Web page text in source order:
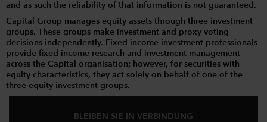
and as such the reliability of that information is not guaranteed.
Capital Group manages equity assets through three investment
groups. These groups make investment and proxy voting
decisions independently. Fixed income investment professionals
provide fixed income research and investment management
across the Capital organisation; however, for securities with
equity characteristics, they act solely on behalf of one of the
three equity investment groups.
BLEIBEN SIE IN VERBINDUNG